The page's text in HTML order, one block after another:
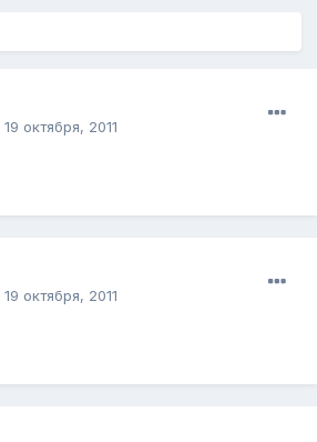
19 октября, 2011
19 октября, 2011